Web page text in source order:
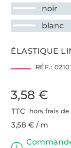
noir
blanc
ÉLASTIQUE
RÉF.:
3,58 €
TTC hors frais de
3,58 € / m